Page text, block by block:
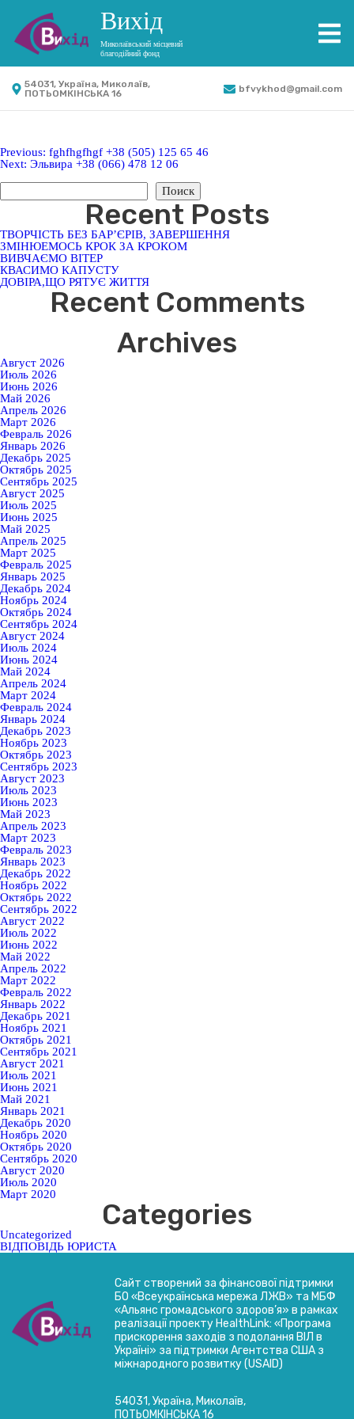
Вихід
Миколаївський місцевий
благодійний фонд
54031, Україна, Миколаїв,
ПОТЬОМКІНСЬКА 16
bfvykhod@gmail.com
Навигация
по
записям
Previous: fghfhgfhgf +38 (505) 125 65 46
Next: Эльвира +38 (066) 478 12 06
Поиск
Recent Posts
ТВОРЧІСТЬ БЕЗ БАР’ЄРІВ, ЗАВЕРШЕННЯ
ЗМІНЮЕМОСЬ КРОК ЗА КРОКОМ
ВИВЧАЄМО ВІТЕР
КВАСИМО КАПУСТУ
ДОВІРА,ЩО РЯТУЄ ЖИТТЯ
Recent Comments
Archives
Август 2026
Июль 2026
Июнь 2026
Май 2026
Апрель 2026
Март 2026
Февраль 2026
Январь 2026
Декабрь 2025
Октябрь 2025
Сентябрь 2025
Август 2025
Июль 2025
Июнь 2025
Май 2025
Апрель 2025
Март 2025
Февраль 2025
Январь 2025
Декабрь 2024
Ноябрь 2024
Октябрь 2024
Сентябрь 2024
Август 2024
Июль 2024
Июнь 2024
Май 2024
Апрель 2024
Март 2024
Февраль 2024
Январь 2024
Декабрь 2023
Ноябрь 2023
Октябрь 2023
Сентябрь 2023
Август 2023
Июль 2023
Июнь 2023
Май 2023
Апрель 2023
Март 2023
Февраль 2023
Январь 2023
Декабрь 2022
Ноябрь 2022
Октябрь 2022
Сентябрь 2022
Август 2022
Июль 2022
Июнь 2022
Май 2022
Апрель 2022
Март 2022
Февраль 2022
Январь 2022
Декабрь 2021
Ноябрь 2021
Октябрь 2021
Сентябрь 2021
Август 2021
Июль 2021
Июнь 2021
Май 2021
Январь 2021
Декабрь 2020
Ноябрь 2020
Октябрь 2020
Сентябрь 2020
Август 2020
Июль 2020
Март 2020
Categories
Uncategorized
ВІДПОВІДЬ ЮРИСТА
Сайт створений за фінансової підтримки
БО «Всеукраїнська мережа ЛЖВ» та МБФ
«Альянс громадського здоров’я» в рамках
реалізації проекту HealthLink: «Програма
прискорення заходів з подолання ВІЛ в
Україні» за підтримки Агентства США з
міжнародного розвитку (USAID)
54031, Україна, Миколаїв,
ПОТЬОМКІНСЬКА 16